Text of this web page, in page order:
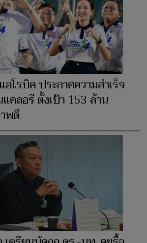
อโรบิค ประกาศความสำเร็จ
คลอรี ตั้งเป้า 153 ล้าน
พดี